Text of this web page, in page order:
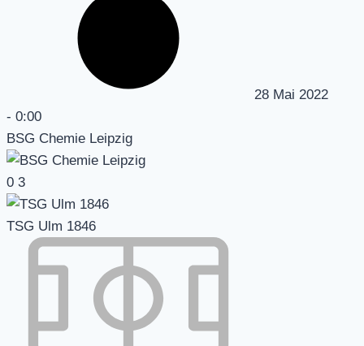
28 Mai 2022
- 0:00
BSG Chemie Leipzig
0 3
TSG Ulm 1846